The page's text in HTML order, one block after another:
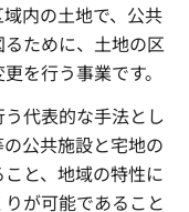
内の土地で、公共
ために、土地の区
を行う事業です。
代表的な手法とし
公共施設と宅地の
と、地域の特性に
が可能であること